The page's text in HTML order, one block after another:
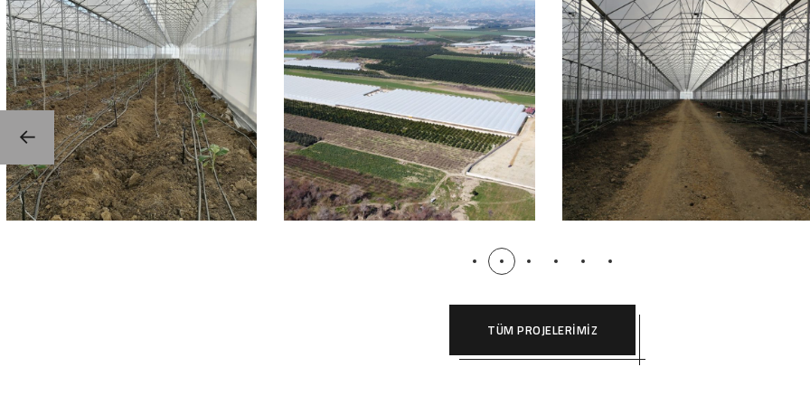
Serik Çandır 315.000 m2
Muz Serası
Manavgat 103.500 m2 Muz
Serası
Manavgat 140.000 m2 Muz
Serası
TÜM PROJELERIMIZ